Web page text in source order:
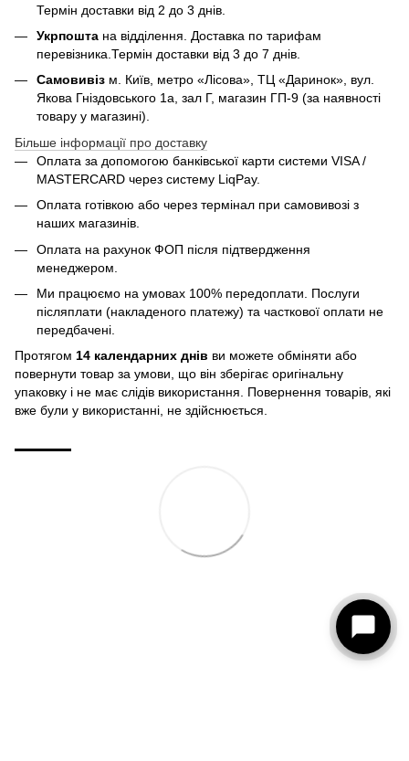
Термін доставки від 2 до 3 днів.
Укрпошта на відділення. Доставка по тарифам
перевізника.Термін доставки від 3 до 7 днів.
Самовивіз м. Київ, метро «Лісова», ТЦ «Даринок», вул.
Якова Гніздовського 1а, зал Г, магазин ГП-9 (за наявності
товару у магазині).
Більше інформації про доставку
Оплата за допомогою банківської карти системи VISA /
MASTERCARD через систему LiqPay.
Оплата готівкою або через термінал при самовивозі з
наших магазинів.
Оплата на рахунок ФОП після підтвердження
менеджером.
Ми працюємо на умовах 100% передоплати. Послуги
післяплати (накладеного платежу) та часткової оплати не
передбачені.
Протягом 14 календарних днів ви можете обміняти або
повернути товар за умови, що він зберігає оригінальну
упаковку і не має слідів використання. Повернення товарів, які
вже були у використанні, не здійснюється.